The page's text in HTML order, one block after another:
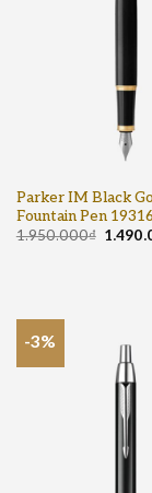
Parker IM Black
Fountain Pen
1.950.000₫
-3%